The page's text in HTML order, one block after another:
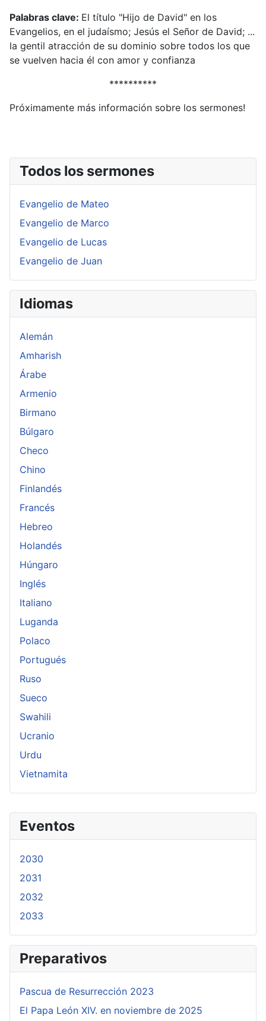
Eventos
2030
2031
2032
2033
Preparativos
Pascua de Resurrección 2023
El Papa León XIV. en noviembre de 2025
Palabras clave: El título "Hijo de David" en los
Evangelios, en el judaísmo; Jesús el Señor de David; ...
la gentil atracción de su dominio sobre todos los que
se vuelven hacia él con amor y confianza
**********
Próximamente más información sobre los sermones!
Todos los sermones
Evangelio de Mateo
Evangelio de Marco
Evangelio de Lucas
Evangelio de Juan
Idiomas
Alemán
Amharish
Árabe
Armenio
Birmano
Búlgaro
Checo
Chino
Finlandés
Francés
Hebreo
Holandés
Húngaro
Inglés
Italiano
Luganda
Polaco
Portugués
Ruso
Sueco
Swahili
Ucranio
Urdu
Vietnamita